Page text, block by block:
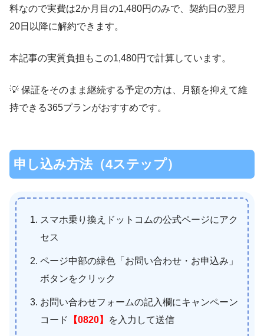
料なので実費は2か月目の1,480円のみで、契約日の翌月
20日以降に解約できます。
本記事の実質負担もこの1,480円で計算しています。
💡 保証をそのまま継続する予定の方は、月額を抑えて維
持できる365プランがおすすめです。
申し込み方法（4ステップ）
スマホ乗り換えドットコムの公式ページにアク
セス
ページ中部の緑色「お問い合わせ・お申込み」
ボタンをクリック
お問い合わせフォームの記入欄にキャンペーン
コード
【0820】 を入力して送信